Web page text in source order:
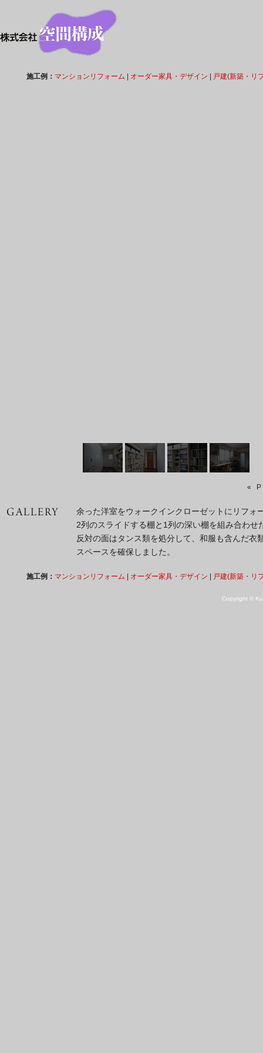
施工例： マンションリフォーム オーダー家具・デザイン 戸建(新築・リ
«
余った洋室をウォークインクローゼットにリフォ
2列のスライドする棚と1列の深い棚を組み合わせ
反対の面はタンス類を処分して、和服も含んだ
スペースを確保しました。
施工例： マンションリフォーム オーダー家具・デザイン 戸建(新築・リ
Copyright ©